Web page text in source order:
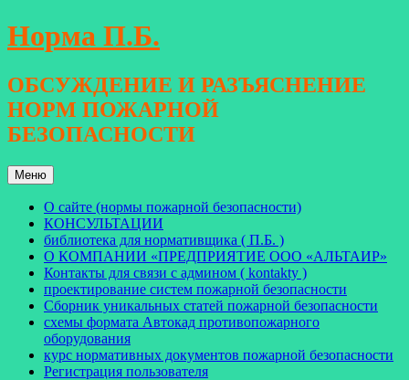
Перейти
к
Норма П.Б.
ОБСУЖДЕНИЕ И РАЗЪЯСНЕНИЕ
НОРМ ПОЖАРНОЙ
БЕЗОПАСНОСТИ
Меню
О сайте (нормы пожарной безопасности)
КОНСУЛЬТАЦИИ
библиотека для нормативщика ( П.Б. )
О КОМПАНИИ «ПРЕДПРИЯТИЕ ООО «АЛЬТАИР»
Контакты для связи с админом ( kontakty )
проектирование систем пожарной безопасности
Сборник уникальных статей пожарной безопасности
схемы формата Автокад противопожарного
оборудования
курс нормативных документов пожарной безопасности
Регистрация пользователя